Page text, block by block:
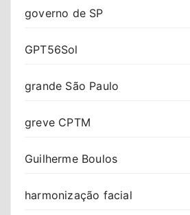
governo de SP
GPT56Sol
grande São Paulo
greve CPTM
Guilherme Boulos
harmonização facial